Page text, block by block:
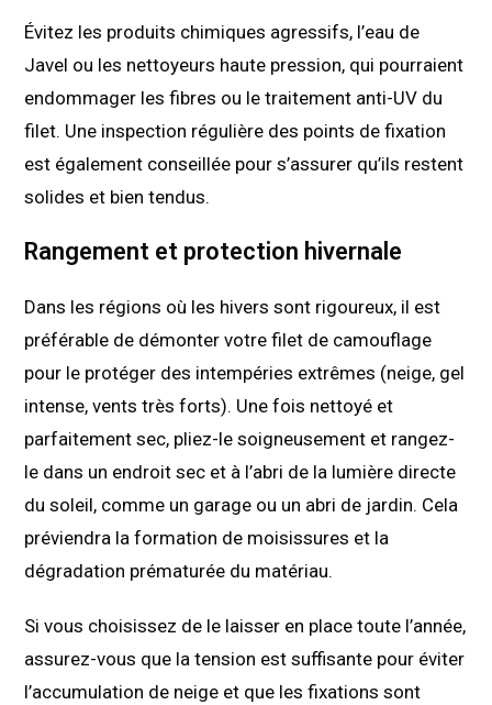
Évitez les produits chimiques agressifs, l’eau de
Javel ou les nettoyeurs haute pression, qui pourraient
endommager les fibres ou le traitement anti-UV du
filet. Une inspection régulière des points de fixation
est également conseillée pour s’assurer qu’ils restent
solides et bien tendus.
Rangement et protection hivernale
Dans les régions où les hivers sont rigoureux, il est
préférable de démonter votre filet de camouflage
pour le protéger des intempéries extrêmes (neige, gel
intense, vents très forts). Une fois nettoyé et
parfaitement sec, pliez-le soigneusement et rangez-
le dans un endroit sec et à l’abri de la lumière directe
du soleil, comme un garage ou un abri de jardin. Cela
préviendra la formation de moisissures et la
dégradation prématurée du matériau.
Si vous choisissez de le laisser en place toute l’année,
assurez-vous que la tension est suffisante pour éviter
l’accumulation de neige et que les fixations sont